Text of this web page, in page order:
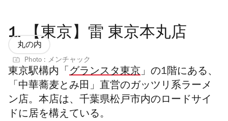
1. 【東京】雷 東京本丸店
丸の内
Photo : メンチャック
東京駅構内「 グランスタ東京」の1階にある、
「中華蕎麦とみ田」直営のガッツリ系ラーメ
ン店。本店は、千葉県松戸市内のロードサイ
ドに居を構えている。